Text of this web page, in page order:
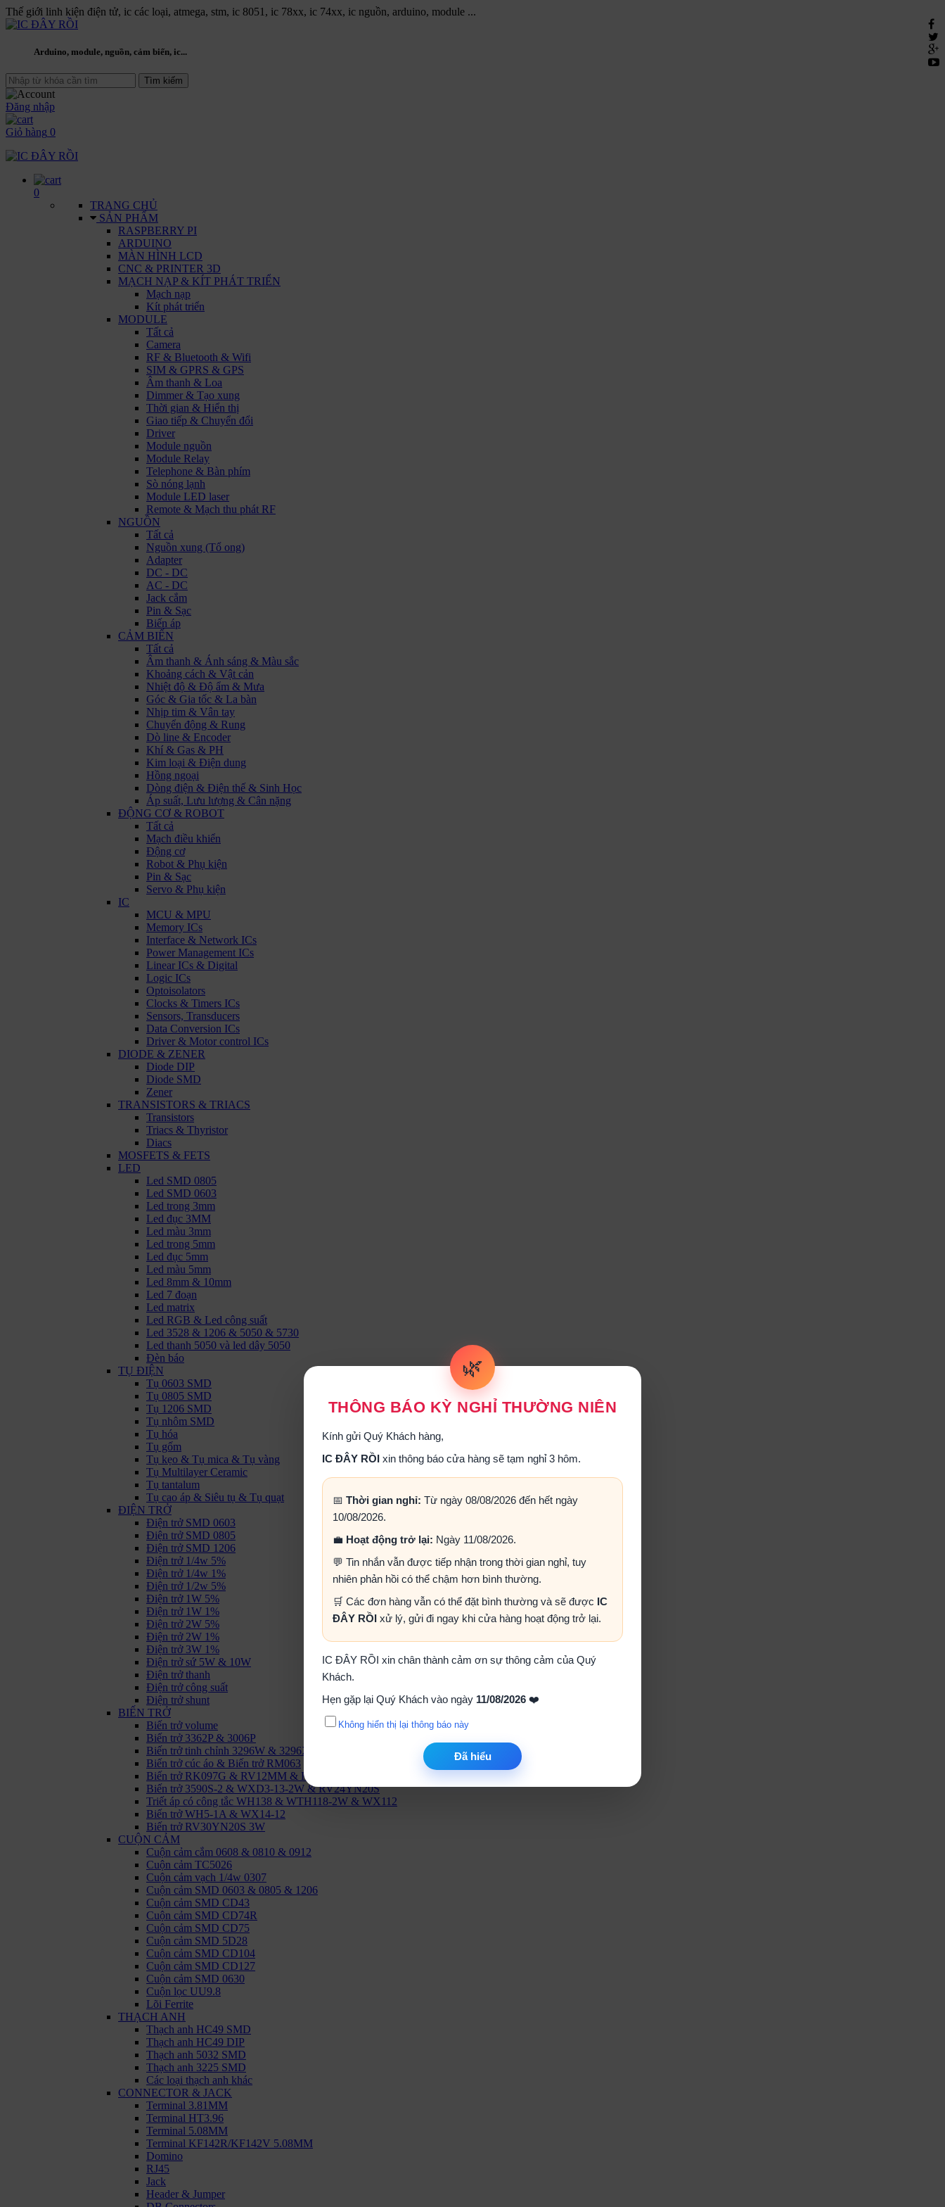
🌿
THÔNG BÁO KỲ NGHỈ THƯỜNG NIÊN
Kính gửi Quý Khách hàng,
IC ĐÂY RỒI xin thông báo cửa hàng sẽ tạm nghỉ 3 hôm.
📅 Thời gian nghỉ: Từ ngày 08/08/2026 đến hết ngày
10/08/2026.
💼 Hoạt động trở lại: Ngày 11/08/2026.
💬 Tin nhắn vẫn được tiếp nhận trong thời gian nghỉ, tuy
nhiên phản hồi có thể chậm hơn bình thường.
🛒 Các đơn hàng vẫn có thể đặt bình thường và sẽ được IC
ĐÂY RỒI xử lý, gửi đi ngay khi cửa hàng hoạt động trở lại.
IC ĐÂY RỒI xin chân thành cảm ơn sự thông cảm của Quý
Khách.
Hẹn gặp lại Quý Khách vào ngày 11/08/2026 ❤️
Không hiển thị lại thông báo này
Đã hiểu
Thế giới linh kiện điện tử, ic các loại, atmega, stm, ic 8051, ic 78xx, ic 74xx, ic nguồn, arduino, module ...
Arduino, module, nguồn, cảm biến, ic...
Đăng nhập
Giỏ hàng 0
0
TRANG CHỦ
SẢN PHẨM
RASPBERRY PI
ARDUINO
MÀN HÌNH LCD
CNC & PRINTER 3D
MẠCH NẠP & KÍT PHÁT TRIỂN
Mạch nạp
Kít phát triển
MODULE
Tất cả
Camera
RF & Bluetooth & Wifi
SIM & GPRS & GPS
Âm thanh & Loa
Dimmer & Tạo xung
Thời gian & Hiển thị
Giao tiếp & Chuyển đổi
Driver
Module nguồn
Module Relay
Telephone & Bàn phím
Sò nóng lạnh
Module LED laser
Remote & Mạch thu phát RF
NGUỒN
Tất cả
Nguồn xung (Tổ ong)
Adapter
DC - DC
AC - DC
Jack cắm
Pin & Sạc
Biến áp
CẢM BIẾN
Tất cả
Âm thanh & Ánh sáng & Màu sắc
Khoảng cách & Vật cản
Nhiệt độ & Độ ẩm & Mưa
Góc & Gia tốc & La bàn
Nhịp tim & Vân tay
Chuyển động & Rung
Dò line & Encoder
Khí & Gas & PH
Kim loại & Điện dung
Hồng ngoại
Dòng điện & Điện thế & Sinh Học
Áp suất, Lưu lượng & Cân nặng
ĐỘNG CƠ & ROBOT
Tất cả
Mạch điều khiển
Động cơ
Robot & Phụ kiện
Pin & Sạc
Servo & Phụ kiện
IC
MCU & MPU
Memory ICs
Interface & Network ICs
Power Management ICs
Linear ICs & Digital
Logic ICs
Optoisolators
Clocks & Timers ICs
Sensors, Transducers
Data Conversion ICs
Driver & Motor control ICs
DIODE & ZENER
Diode DIP
Diode SMD
Zener
TRANSISTORS & TRIACS
Transistors
Triacs & Thyristor
Diacs
MOSFETS & FETS
LED
Led SMD 0805
Led SMD 0603
Led trong 3mm
Led đục 3MM
Led màu 3mm
Led trong 5mm
Led đục 5mm
Led màu 5mm
Led 8mm & 10mm
Led 7 đoạn
Led matrix
Led RGB & Led công suất
Led 3528 & 1206 & 5050 & 5730
Led thanh 5050 và led dây 5050
Đèn báo
TỤ ĐIỆN
Tụ 0603 SMD
Tụ 0805 SMD
Tụ 1206 SMD
Tụ nhôm SMD
Tụ hóa
Tụ gốm
Tụ kẹo & Tụ mica & Tụ vàng
Tụ Multilayer Ceramic
Tụ tantalum
Tụ cao áp & Siêu tụ & Tụ quạt
ĐIỆN TRỞ
Điện trở SMD 0603
Điện trở SMD 0805
Điện trở SMD 1206
Điện trở 1/4w 5%
Điện trở 1/4w 1%
Điện trở 1/2w 5%
Điện trở 1W 5%
Điện trở 1W 1%
Điện trở 2W 5%
Điện trở 2W 1%
Điện trở 3W 1%
Điện trở sứ 5W & 10W
Điện trở thanh
Điện trở công suất
Điện trở shunt
BIẾN TRỞ
Biến trở volume
Biến trở 3362P & 3006P
Biến trở tinh chỉnh 3296W & 3296X
Biến trở cúc áo & Biến trở RM063
Biến trở RK097G & RV12MM & RV09
Biến trở 3590S-2 & WXD3-13-2W & RV24YN20S
Triết áp có công tắc WH138 & WTH118-2W & WX112
Biến trở WH5-1A & WX14-12
Biến trở RV30YN20S 3W
CUỘN CẢM
Cuộn cảm cắm 0608 & 0810 & 0912
Cuộn cảm TC5026
Cuộn cảm vạch 1/4w 0307
Cuộn cảm SMD 0603 & 0805 & 1206
Cuộn cảm SMD CD43
Cuộn cảm SMD CD74R
Cuộn cảm SMD CD75
Cuộn cảm SMD 5D28
Cuộn cảm SMD CD104
Cuộn cảm SMD CD127
Cuộn cảm SMD 0630
Cuộn lọc UU9.8
Lõi Ferrite
THẠCH ANH
Thạch anh HC49 SMD
Thạch anh HC49 DIP
Thạch anh 5032 SMD
Thạch anh 3225 SMD
Các loại thạch anh khác
CONNECTOR & JACK
Terminal 3.81MM
Terminal HT3.96
Terminal 5.08MM
Terminal KF142R/KF142V 5.08MM
Domino
RJ45
Jack
Header & Jumper